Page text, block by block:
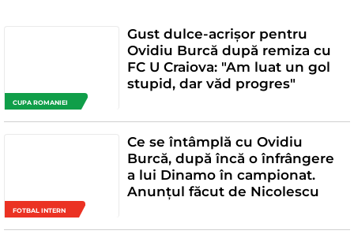
CUPA ROMANIEI
Gust dulce-acrișor pentru
Ovidiu Burcă după remiza cu
FC U Craiova: "Am luat un gol
stupid, dar văd progres"
FOTBAL INTERN
Ce se întâmplă cu Ovidiu
Burcă, după încă o înfrângere
a lui Dinamo în campionat.
Anunțul făcut de Nicolescu